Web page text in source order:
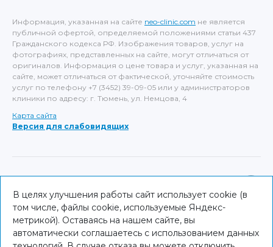
Информация, указанная на сайте neo-clinic.com не является
публичной офертой, определяемой положениями статьи 437
Гражданского кодекса РФ. Изображения товаров, услуг на
фотографиях, представленных на сайте, могут отличаться от
оригиналов. Информация о цене товара и услуг, указанная на
сайте, может отличаться от фактической, уточняйте стоимость
услуг по телефону +7 (3452) 39-09-05 или у администраторов
клиники по адресу: г. Тюмень, ул. Немцова, 4
Карта сайта
Версия для слабовидящих
© NEO Clinic — 2026
КОНСУЛЬТАЦИЯ СПЕЦИАЛИСТА
В целях улучшения работы сайт использует cookie (в
том числе, файлы cookie, используемые Яндекс-
метрикой). Оставаясь на нашем сайте, вы
автоматически соглашаетесь с использованием данных